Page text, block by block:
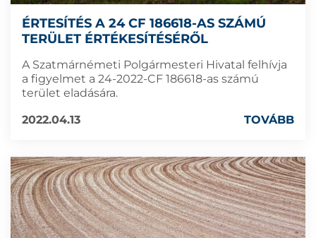
ÉRTESÍTÉS A 24 CF 186618-AS SZÁMÚ
TERÜLET ÉRTÉKESÍTÉSÉRŐL
A Szatmárnémeti Polgármesteri Hivatal felhívja
a figyelmet a 24-2022-CF 186618-as számú
terület eladására.
2022.04.13
TOVÁBB